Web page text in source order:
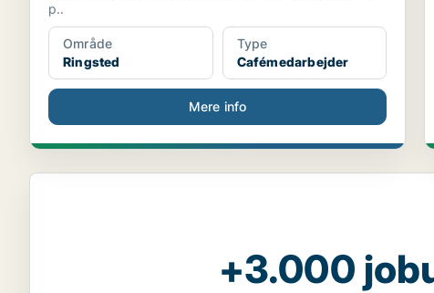
p..
Område
Ringsted
Type
Cafémedarbejder
Mere info
+3.000